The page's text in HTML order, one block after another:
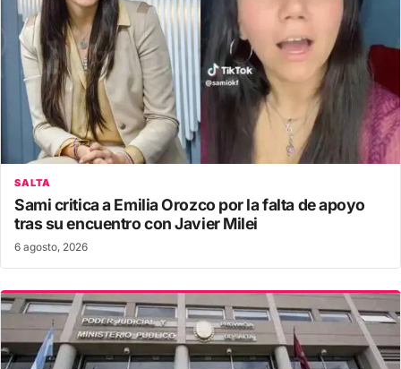
SALTA
Sami critica a Emilia Orozco por la falta de apoyo
tras su encuentro con Javier Milei
6 agosto, 2026